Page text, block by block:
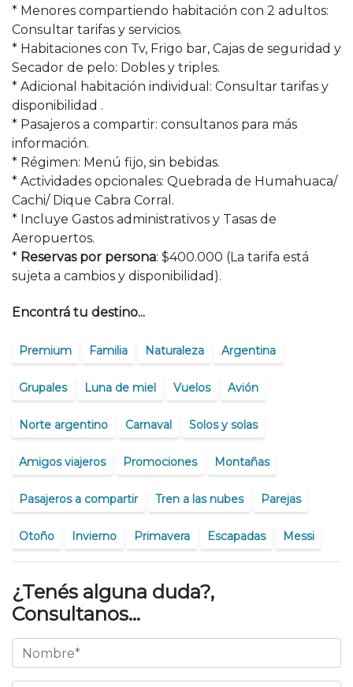
* Menores compartiendo habitación con 2 adultos:
Consultar tarifas y servicios.
* Habitaciones con Tv, Frigo bar, Cajas de seguridad y
Secador de pelo: Dobles y triples.
* Adicional habitación individual: Consultar tarifas y
disponibilidad .
* Pasajeros a compartir: consultanos para más
información.
* Régimen: Menú fijo, sin bebidas.
* Actividades opcionales: Quebrada de Humahuaca/
Cachi/ Dique Cabra Corral.
* Incluye Gastos administrativos y Tasas de
Aeropuertos.
* Reservas por persona: $400.000 (La tarifa está
sujeta a cambios y disponibilidad).
Encontrá tu destino...
Premium Familia Naturaleza Argentina
Grupales Luna de miel Vuelos Avión
Norte argentino Carnaval Solos y solas
Amigos viajeros Promociones Montañas
Pasajeros a compartir Tren a las nubes Parejas
Otoño Invierno Primavera Escapadas Messi
¿Tenés alguna duda?,
Consultanos...